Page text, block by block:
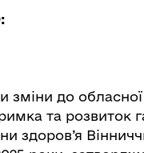
зміни до
та розвиток
здоров’я